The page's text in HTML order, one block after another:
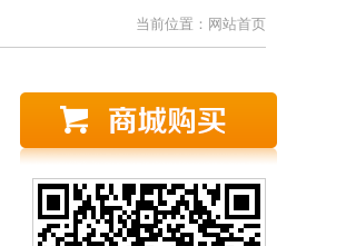
当前位置： 网站首页